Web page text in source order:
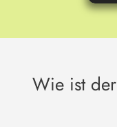
Wie ist der